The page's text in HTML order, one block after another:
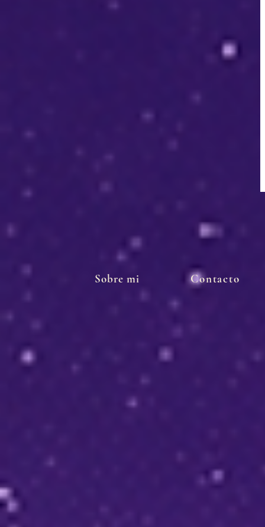
Sobre mi Contacto